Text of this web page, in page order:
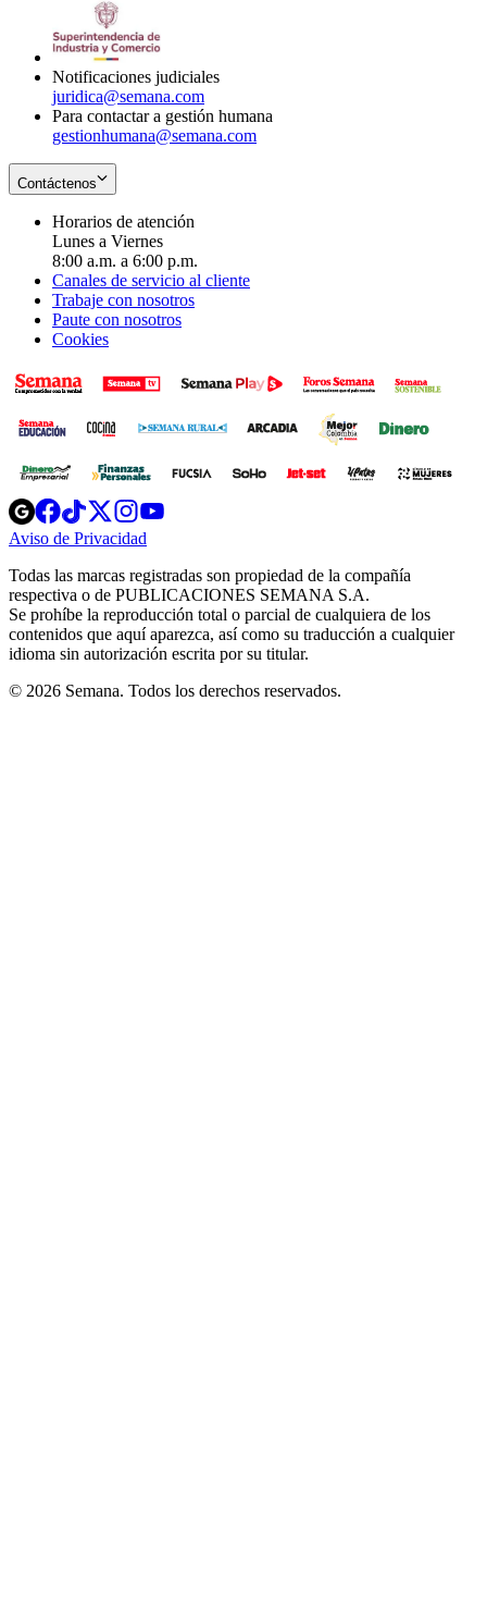
Notificaciones judiciales
juridica@semana.com
Para contactar a gestión humana
gestionhumana@semana.com
Contáctenos
Horarios de atención
Lunes a Viernes
8:00 a.m. a 6:00 p.m.
Canales de servicio al cliente
Trabaje con nosotros
Paute con nosotros
Cookies
Opens
in
new
Opens
in
new
Opens
in
new
window
Opens
new
windowwindow
Aviso de Privacidad
new
window
Todas las marcas registradas son propiedad de la compañía
respectiva o de PUBLICACIONES SEMANA S.A.
Se prohíbe la reproducción total o parcial de cualquiera de los
contenidos que aquí aparezca, así como su traducción a cualquier
idioma sin autorización escrita por su titular.
© 2026 Semana. Todos los derechos reservados.